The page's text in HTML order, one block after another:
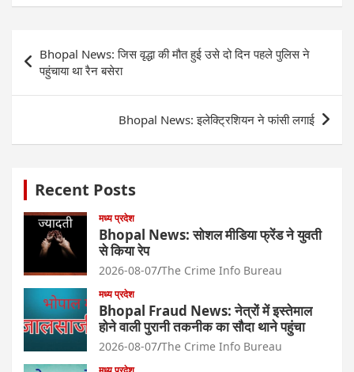
navigation
Bhopal News: जिस वृद्धा की मौत हुई उसे दो दिन पहले पुलिस ने
पहुंचाया था रैन बसेरा
Bhopal News: इलेक्ट्रिशियन ने फांसी लगाई
Recent Posts
मध्य प्रदेश
Bhopal News: सोशल मीडिया फ्रेंड ने युवती
से किया रेप
2026-08-07 The Crime Info Bureau
मध्य प्रदेश
Bhopal Fraud News: नेत्रों में इस्तेमाल
होने वाली पुरानी तकनीक का सौदा थाने पहुंचा
2026-08-07 The Crime Info Bureau